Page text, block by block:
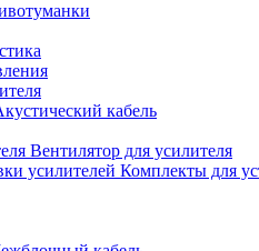
кабель
Вентилятор для усилителя
Комплекты для